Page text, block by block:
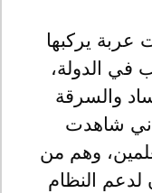
عربة يركبها
في الدولة،
والسرقة
شاهدت
وهم من
لدعم النظام